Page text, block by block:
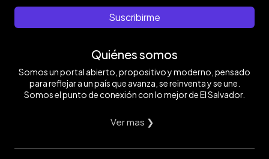
Suscribirme
Quiénes somos
Somos un portal abierto, propositivo y moderno, pensado
para reflejar a un país que avanza, se reinventa y se une.
Somos el punto de conexión con lo mejor de El Salvador.
Ver mas ❯